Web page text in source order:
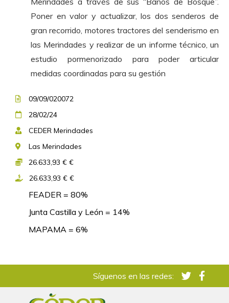
09/09/020072
28/02/24
CEDER Merindades
Las Merindades
26.633,93 € €
26.633,93 € €
FEADER = 80%
Junta Castilla y León = 14%
MAPAMA = 6%
Poner en valor y actualizar, los dos senderos de
gran recorrido, motores tractores del senderismo en
las Merindades y realizar de un informe técnico, un
estudio pormenorizado para poder articular
medidas coordinadas para su gestión
Síguenos en las redes: